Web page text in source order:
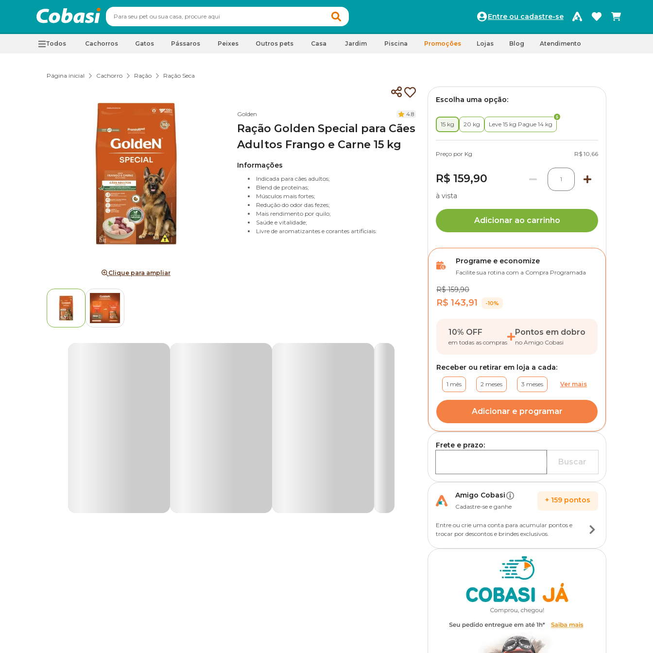
Entre ou cadastre-se
Todos Cachorros Gatos Pássaros Peixes Outros pets Casa Jardim Piscina Promoções Lojas Blog Atendimento
Página inicial Cachorro Ração Ração Seca
Clique para ampliar
Golden 4.8
Ração Golden Special para Cães
Adultos Frango e Carne 15 kg
Informações
Indicada para cães adultos;
Blend de proteínas;
Músculos mais fortes;
Redução do odor das fezes;
Mais rendimento por quilo;
Saúde e vitalidade;
Livre de aromatizantes e corantes artificiais.
Escolha uma opção:
15 kg 20 kg Leve 15 kg Pague 14 kg
Preço por Kg R$ 10,66
R$ 159,90 1
à vista
Adicionar ao carrinho
Programe e economize
Facilite sua rotina com a Compra Programada
R$ 159,90
R$ 143,91 -10%
10% OFF
em todas as compras
Pontos em dobro
no Amigo Cobasi
Receber ou retirar em loja a cada:
1 mês 2 meses 3 meses Ver mais
Adicionar e programar
Frete e prazo:
Buscar
Amigo Cobasi
Cadastre-se e ganhe
+ 159 pontos
Entre ou crie uma conta para acumular pontos e
trocar por descontos e brindes exclusivos.